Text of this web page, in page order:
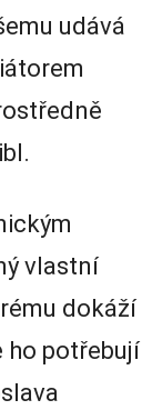
udává
vlastní
dokáží
ho potřebují